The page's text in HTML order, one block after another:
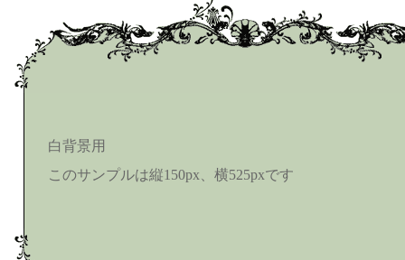
白背景用
このサンプルは縦150px、横525pxです